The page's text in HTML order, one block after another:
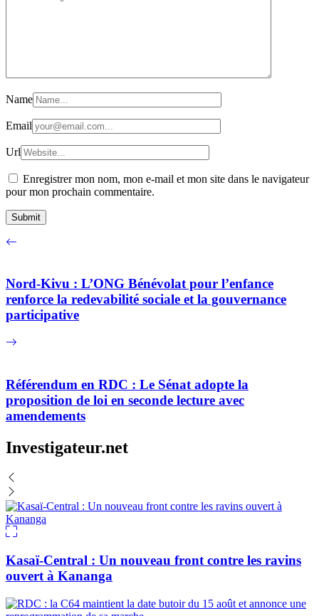
Name
Email
Url
Enregistrer mon nom, mon e-mail et mon site dans le navigateur
pour mon prochain commentaire.
Nord-Kivu : L’ONG Bénévolat pour l’enfance
renforce la redevabilité sociale et la gouvernance
participative
Référendum en RDC : Le Sénat adopte la
proposition de loi en seconde lecture avec
amendements
Investigateur.net
Kasaï-Central : Un nouveau front contre les ravins
ouvert à Kananga